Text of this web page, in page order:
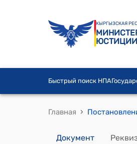
КЫРГЫЗСКАЯ
ЮСТИЦИИ
Быстрый поиск НПА
Главная ›
Документ